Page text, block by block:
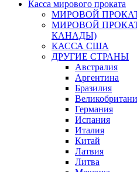
Касса мирового проката
МИРОВОЙ
МИРОВОЙ
КАНАДЫ)
КАССА США
ДРУГИЕ СТРАНЫ
Австралия
Аргентина
Бразилия
Германия
Испания
Италия
Китай
Латвия
Литва